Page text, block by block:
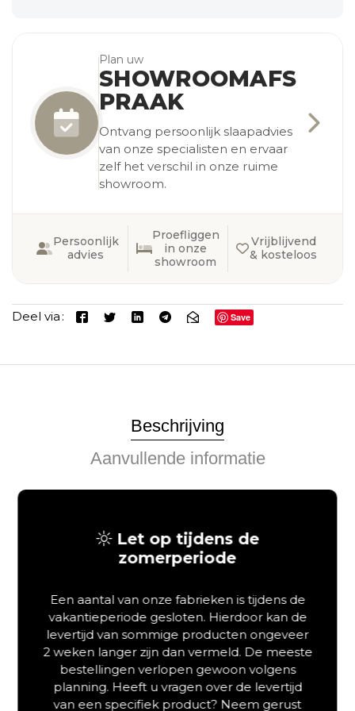
Plan uw
SHOWROOMAFS
PRAAK
Ontvang persoonlijk slaapadvies
van onze specialisten en ervaar
zelf het verschil in onze ruime
showroom.
Persoonlijk
advies
Proefliggen
in onze
showroom
Vrijblijvend
& kosteloos
Deel via Save
Beschrijving
Aanvullende informatie
duurzame boxspring met
modern Scandinavisch
design
Droomt u van eenluxe boxspring kopendie een verfijnde
uitstraling combineert met een heerlijk ligcomfort? Het
Arctic Living Tromsø boxspringbed is de ideale keuze voor
iedereen die op zoek is naar een tijdloos, duurzaam en
ergonomisch slaapsysteem. Dit model is vervaardigd met
Let op tijdens de
zomerperiode
Een aantal van onze fabrieken is tijdens de
vakantieperiode gesloten. Hierdoor kan de
levertijd van sommige producten ongeveer
2 weken langer zijn dan vermeld. De meeste
bestellingen verlopen gewoon volgens
planning. Heeft u vragen over de levertijd
van een specifiek product? Neem gerust